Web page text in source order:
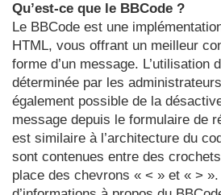
Qu’est-ce que le BBCode ?
Le BBCode est une
HTML, vous offrant un meilleur
forme d’un message. L’utilisation
déterminée par les
également possible de la
message depuis le formulaire de
est similaire à l’architecture du
sont contenues entre des
place des chevrons « < » et « >